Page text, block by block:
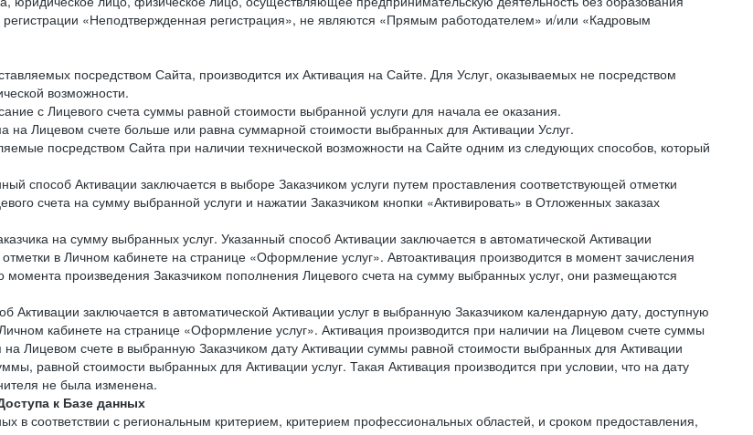
«Неподтвержденная регистрация», не являются «Прямым работодателем» и/или «Кадровым
посредством Сайта, производится их Активация на Сайте. Для Услуг, оказываемых не посредством
возможности.
с Лицевого счета суммы равной стоимости выбранной услуги для начала ее оказания.
на Лицевом счете больше или равна суммарной стоимости выбранных для Активации Услуг.
посредством Сайта при наличии технической возможности на Сайте одним из следующих способов, который
способ Активации заключается в выборе Заказчиком услуги путем проставления соответствующей отметки
счета на сумму выбранной услуги и нажатии Заказчиком кнопки «Активировать» в Отложенных заказах
на сумму выбранных услуг. Указанный способ Активации заключается в автоматической Активации
в Личном кабинете на странице «Оформление услуг». Автоактивация производится в момент зачисления
момента произведения Заказчиком пополнения Лицевого счета на сумму выбранных услуг, они размещаются
Активации заключается в автоматической Активации услуг в выбранную Заказчиком календарную дату, доступную
кабинете на странице «Оформление услуг». Активация производится при наличии на Лицевом счете суммы
на Лицевом счете в выбранную Заказчиком дату Активации суммы равной стоимости выбранных для Активации
равной стоимости выбранных для Активации услуг. Такая Активация производится при условии, что на дату
не была изменена.
к Базе данных
в соответствии с региональным критерием, критерием профессиональных областей, и сроком предоставления,